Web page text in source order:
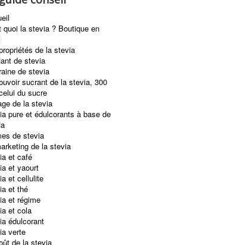
quoi la stevia ? Boutique en
de la stevia
de stevia
de stevia
sucrant de la stevia, 300
du sucre
de la stevia
pure et édulcorants à base de
de stevia
de la stevia
et café
et yaourt
et cellulite
et thé
et régime
et cola
édulcorant
verte
de la stevia